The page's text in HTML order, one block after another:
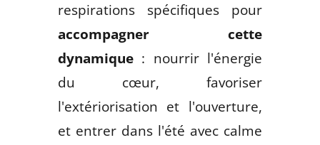
respirations spécifiques pour
accompagner cette
dynamique: nourrir l'énergie
du cœur, favoriser
l'extériorisation et l'ouverture,
et entrer dans l'été avec calme